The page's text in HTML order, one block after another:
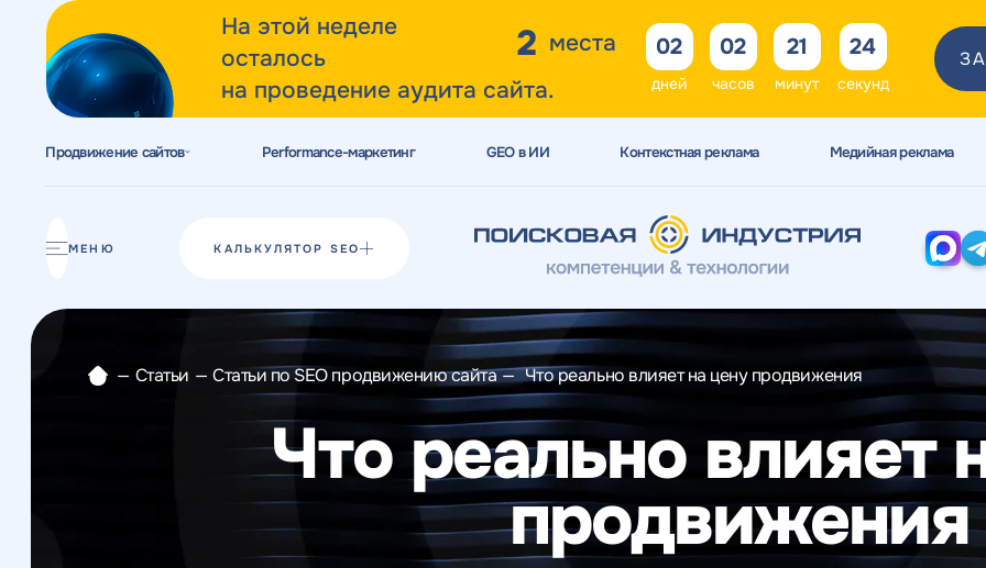
На этой неделе
осталось
2 места
на проведение аудита сайта.
02
дней
02
часов
21
минут
24
секунд
Продвижение сайтов Performance-маркетинг GEO в ИИ Контекстная реклама Медийная реклама
МЕНЮ КАЛЬКУЛЯТОР SEO
Разработка сайтов
Разработка прототипов
Разработка контента
Реклама у блогеров
— Статьи — Статьи по SEO продвижению сайта — Что реально влияет на цену продвижения
Что реально влияет
продвижения